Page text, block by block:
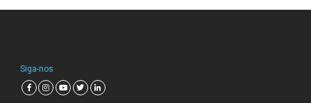
Siga-nos